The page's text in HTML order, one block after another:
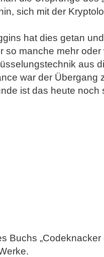
sich mit der
hat dies getan
so manche mehr oder
aus
war der Übergang
ist das heute
Buchs